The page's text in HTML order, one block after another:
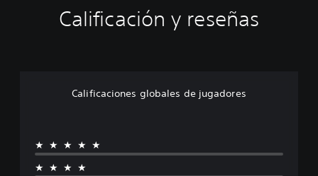
Calificación y reseñas
Calificaciones globales de jugadores
★★★★★
★★★★